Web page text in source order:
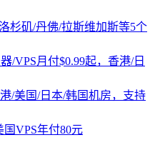
杉矶/丹佛/拉斯维加斯等5个
/VPS月付$0.99起，香港/日
/美国/日本/韩国机房，支持
国VPS年付80元